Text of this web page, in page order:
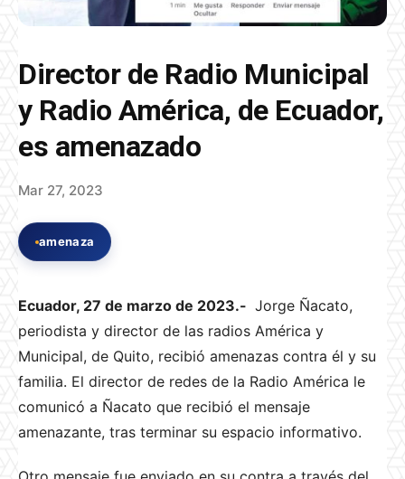
Director de Radio Municipal
y Radio América, de Ecuador,
es amenazado
Mar 27, 2023
amenaza
Ecuador, 27 de marzo de 2023.- Jorge Ñacato,
periodista y director de las radios América y
Municipal, de Quito, recibió amenazas contra él y su
familia. El director de redes de la Radio América le
comunicó a Ñacato que recibió el mensaje
amenazante, tras terminar su espacio informativo.